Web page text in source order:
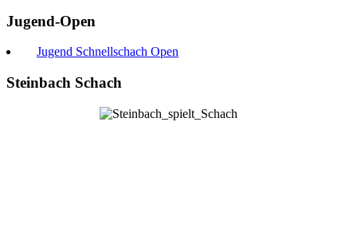
Jugend-Open
Jugend Schnellschach Open
Steinbach Schach